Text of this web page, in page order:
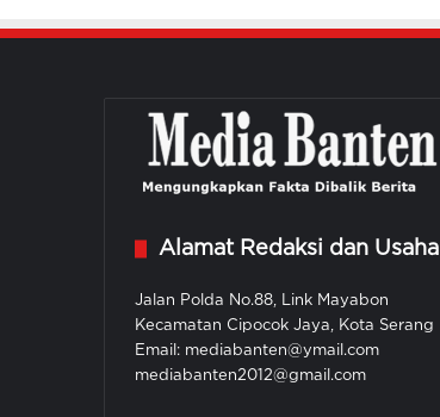
Alamat Redaksi dan Usaha
Jalan Polda No.88, Link Mayabon
Kecamatan Cipocok Jaya, Kota Serang
Email: mediabanten@ymail.com
mediabanten2012@gmail.com